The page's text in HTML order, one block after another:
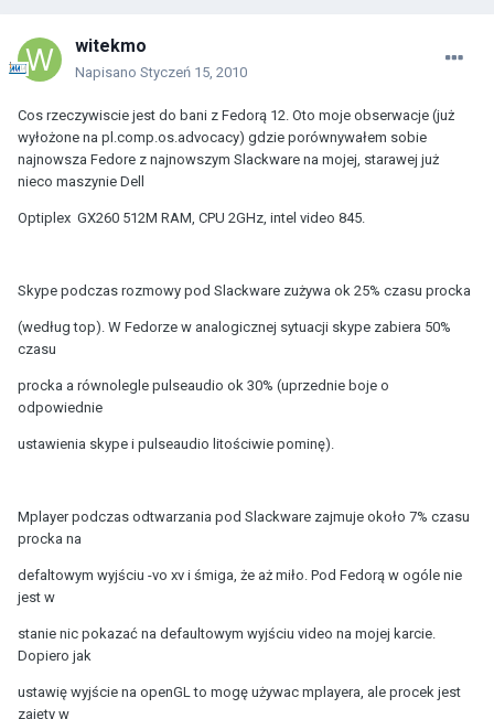
witekmo
Napisano Styczeń 15, 2010
Cos rzeczywiscie jest do bani z Fedorą 12. Oto moje obserwacje (już
wyłożone na pl.comp.os.advocacy) gdzie porównywałem sobie
najnowsza Fedore z najnowszym Slackware na mojej, starawej już
nieco maszynie Dell
Optiplex GX260 512M RAM, CPU 2GHz, intel video 845.
Skype podczas rozmowy pod Slackware zużywa ok 25% czasu procka
(według top). W Fedorze w analogicznej sytuacji skype zabiera 50%
czasu
procka a równolegle pulseaudio ok 30% (uprzednie boje o
odpowiednie
ustawienia skype i pulseaudio litościwie pominę).
Mplayer podczas odtwarzania pod Slackware zajmuje około 7% czasu
procka na
defaltowym wyjściu -vo xv i śmiga, że aż miło. Pod Fedorą w ogóle nie
jest w
stanie nic pokazać na defaultowym wyjściu video na mojej karcie.
Dopiero jak
ustawię wyjście na openGL to mogę używac mplayera, ale procek jest
zajęty w